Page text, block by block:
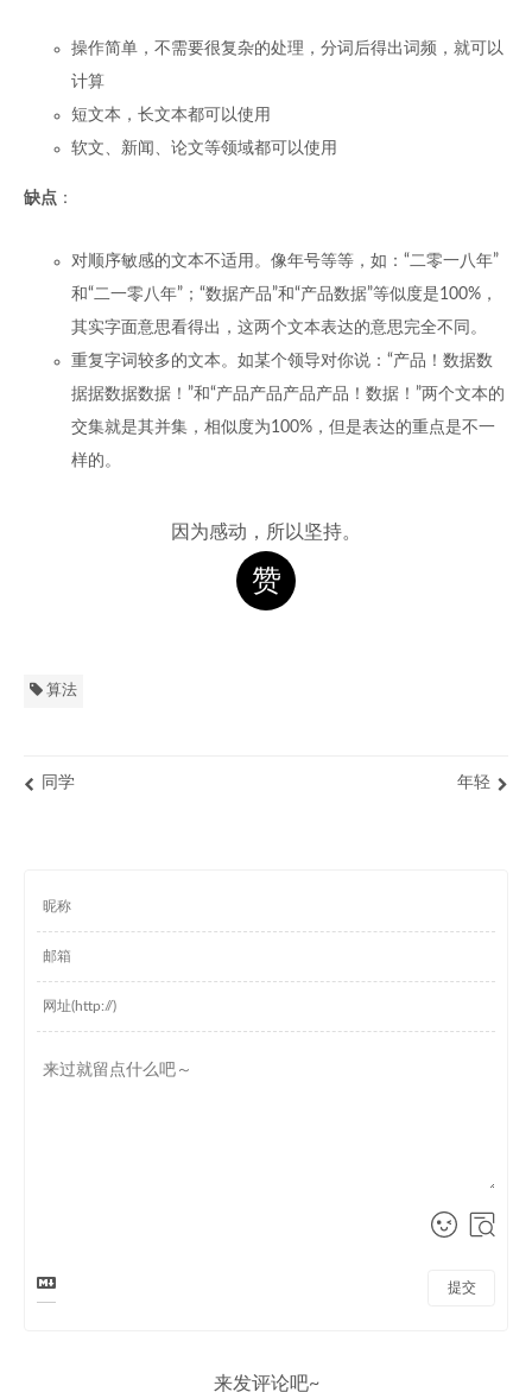
操作简单，不需要很复杂的处理，分词后得出词频，就可以
计算
短文本，长文本都可以使用
软文、新闻、论文等领域都可以使用
缺点 ：
对顺序敏感的文本不适用。像年号等等，如：“二零一八年”
和“二一零八年”；“数据产品”和“产品数据”等似度是100%，
其实字面意思看得出，这两个文本表达的意思完全不同。
重复字词较多的文本。如某个领导对你说：“产品！数据数
据据数据数据！”和“产品产品产品产品！数据！”两个文本的
交集就是其并集，相似度为100%，但是表达的重点是不一
样的。
因为感动，所以坚持。
赞
算法
同学 年轻
提交
来发评论吧~